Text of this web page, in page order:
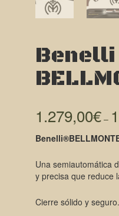
Benelli
1.279,00€–
Una semiautomática
y precisa que reduce
Cierre sólido y seguro.